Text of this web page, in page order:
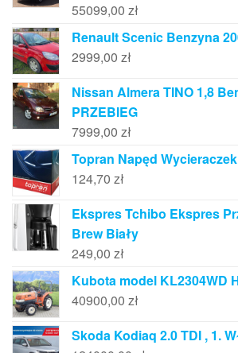
55099,00 zł
Renault Scenic Benzyna
2999,00 zł
Nissan Almera TINO 1,8
PRZEBIEG
7999,00 zł
Topran Napęd
124,70 zł
Ekspres Tchibo Ekspres
Brew Biały
249,00 zł
Kubota model KL2304WD
40900,00 zł
Skoda Kodiaq 2.0 TDI , 1.